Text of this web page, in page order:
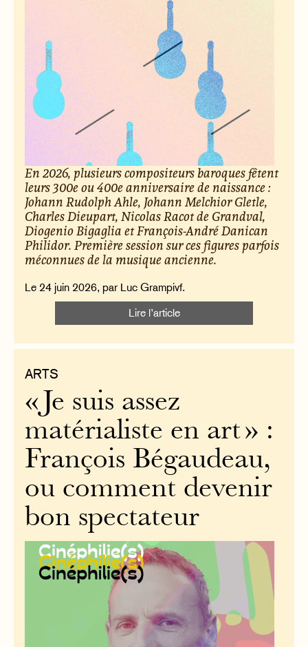
En 2026, plusieurs compositeurs baroques fêtent
leurs 300e ou 400e anniversaire de naissance :
Johann Rudolph Ahle, Johann Melchior Gletle,
Charles Dieupart, Nicolas Racot de Grandval,
Diogenio Bigaglia et François-André Danican
Philidor. Première session sur ces figures parfois
méconnues de la musique ancienne.
Le 24 juin 2026, par Luc Grampivf.
Lire l’article
ARTS
« Je suis assez
matérialiste en art » :
François Bégaudeau,
ou comment devenir
bon spectateur